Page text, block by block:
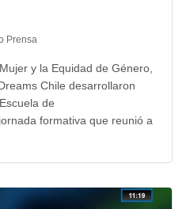
Prensa
y la Equidad de Género,
Chile desarrollaron
de
formativa que reunió a